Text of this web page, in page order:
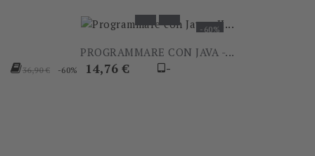
-60%
PROGRAMMARE CON JAVA -...
Prezzo
36,90 € -60% Prezzo
14,76 € -